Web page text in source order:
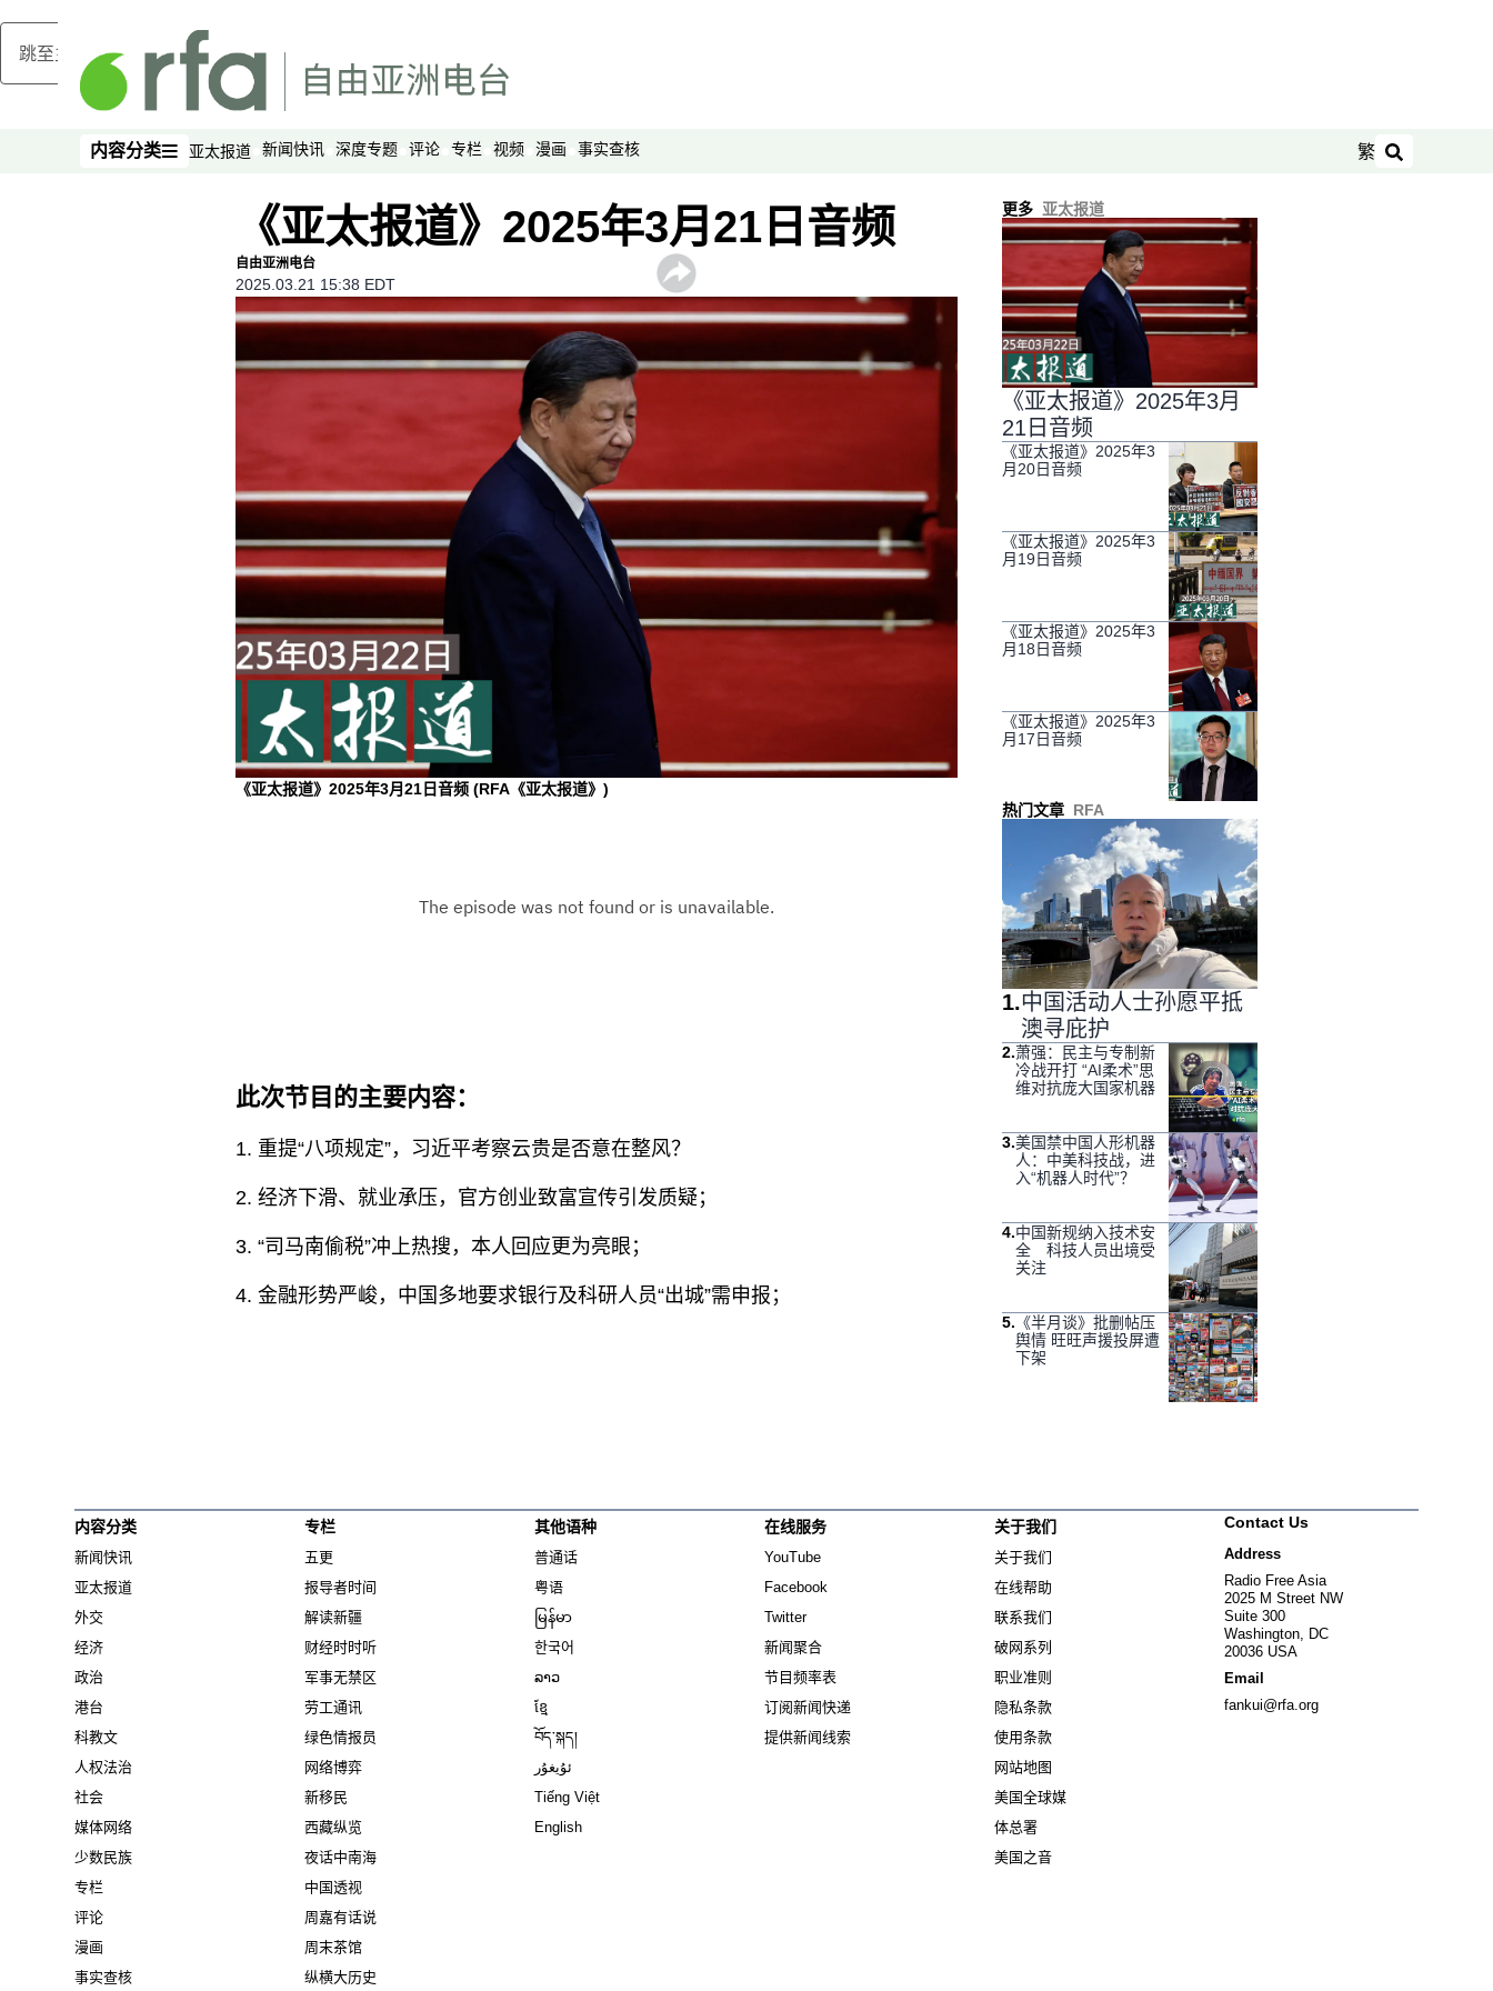
跳至主内容
内容分类
内容分类 亚太报道 新闻快讯 深度专题 评论 专栏 视频 漫画 事实查核 繁
搜索
夜话中南海
新移民
纵横大历史
网络博弈
西藏纵览
评论
显示 播客 个子部分
《亚太报道》音频
漫画
事实查核
亚洲很想聊
《亚太报道》2025年3月21日音频
自由亚洲电台
2025.03.21 15:38 EDT
《亚太报道》2025年3月21日音频 (RFA《亚太报道》)
此次节目的主要内容：
1. 重提“八项规定”，习近平考察云贵是否意在整风？
2. 经济下滑、就业承压，官方创业致富宣传引发质疑；
3. “司马南偷税”冲上热搜，本人回应更为亮眼；
4. 金融形势严峻，中国多地要求银行及科研人员“出城”需申报；
更多 亚太报道
《亚太报道》2025年3月
21日音频
《亚太报道》2025年3
月20日音频
《亚太报道》2025年3
月19日音频
《亚太报道》2025年3
月18日音频
《亚太报道》2025年3
月17日音频
热门文章 RFA
1.中国活动人士孙愿平抵
澳寻庇护
2.萧强：民主与专制新
冷战开打 “AI柔术”思
维对抗庞大国家机器
3.美国禁中国人形机器
人：中美科技战，进
入“机器人时代”？
4.中国新规纳入技术安
全 科技人员出境受
关注
5. 《半月谈》批删帖压
舆情 旺旺声援投屏遭
下架
内容分类
新闻快讯
亚太报道
外交
经济
政治
港台
科教文
人权法治
社会
媒体网络
少数民族
专栏
评论
漫画
事实查核
专栏
五更
报导者时间
解读新疆
财经时时听
军事无禁区
劳工通讯
绿色情报员
网络博弈
新移民
西藏纵览
夜话中南海
中国透视
周嘉有话说
周末茶馆
纵横大历史
其他语种
普通话
粤语
မြန်မာ
한국어
ລາວ
ខ្មែ
བོད་སྐད།
ئۇيغۇر
Tiếng Việt
English
在线服务
YouTube
Facebook
Twitter
新闻聚合
节目频率表
订阅新闻快递
提供新闻线索
关于我们
关于我们
在线帮助
联系我们
破网系列
职业准则
隐私条款
使用条款
网站地图
美国全球媒
体总署
美国之音
Contact Us
Address
Radio Free Asia
2025 M Street NW
Suite 300
Washington, DC
20036 USA
Email
fankui@rfa.org